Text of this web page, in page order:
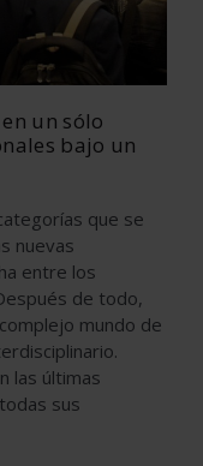
un sólo
bajo un
que se
nuevas
entre los
de todo,
mundo de
las últimas
sus